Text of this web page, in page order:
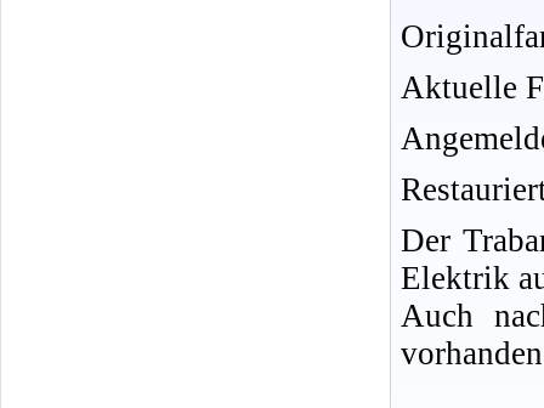
Aktuelle
Der
Elektrik
Auch